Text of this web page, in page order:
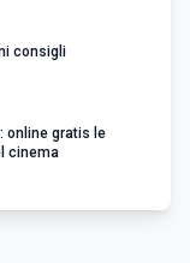
consigli
online gratis le
cinema